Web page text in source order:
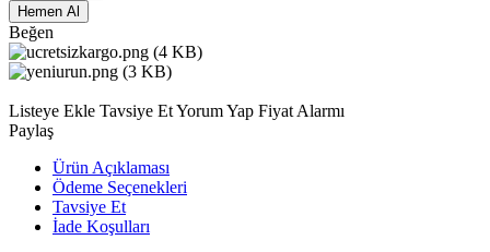
Hemen Al
Beğen
Listeye Ekle Tavsiye EtYorum Yap Fiyat Alarmı
Paylaş
Ürün Açıklaması
Ödeme Seçenekleri
Tavsiye Et
İade Koşulları